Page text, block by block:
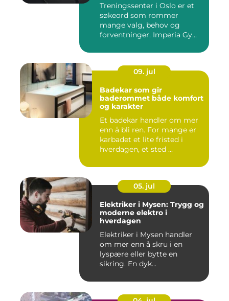
Treningssenter i Oslo er et
søkeord som rommer
mange valg, behov og
forventninger. Imperia Gy...
09. jul
Badekar som gir
baderommet både komfort
og karakter
Et badekar handler om mer
enn å bli ren. For mange er
karbadet et lite fristed i
hverdagen, et sted ...
05. jul
Elektriker i Mysen: Trygg og
moderne elektro i
hverdagen
Elektriker i Mysen handler
om mer enn å skru i en
lyspære eller bytte en
sikring. En dyk...